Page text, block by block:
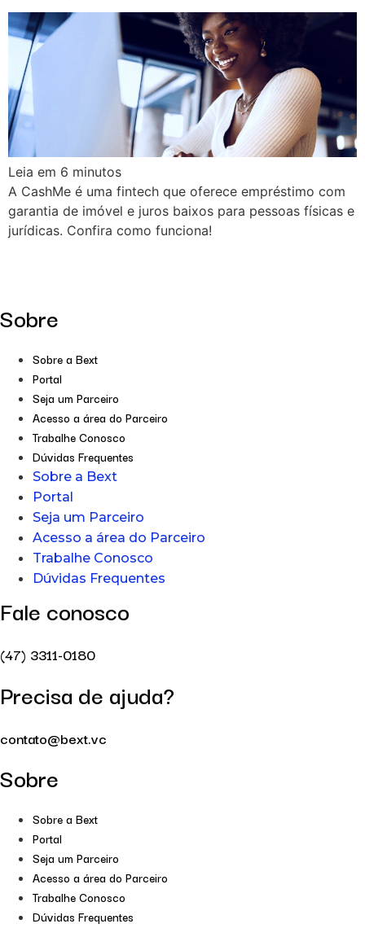
Leia em 6 minutos
A CashMe é uma fintech que oferece empréstimo com
garantia de imóvel e juros baixos para pessoas físicas e
jurídicas. Confira como funciona!
Sobre
Sobre a Bext
Portal
Seja um Parceiro
Acesso a área do Parceiro
Trabalhe Conosco
Dúvidas Frequentes
Sobre a Bext
Portal
Seja um Parceiro
Acesso a área do Parceiro
Trabalhe Conosco
Dúvidas Frequentes
Fale conosco
(47) 3311-0180
Precisa de ajuda?
contato@bext.vc
Sobre
Sobre a Bext
Portal
Seja um Parceiro
Acesso a área do Parceiro
Trabalhe Conosco
Dúvidas Frequentes